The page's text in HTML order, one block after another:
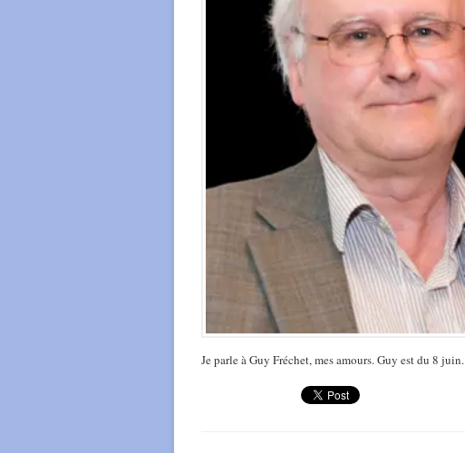
Je parle à Guy Fréchet, mes amours. Guy est du 8 juin.